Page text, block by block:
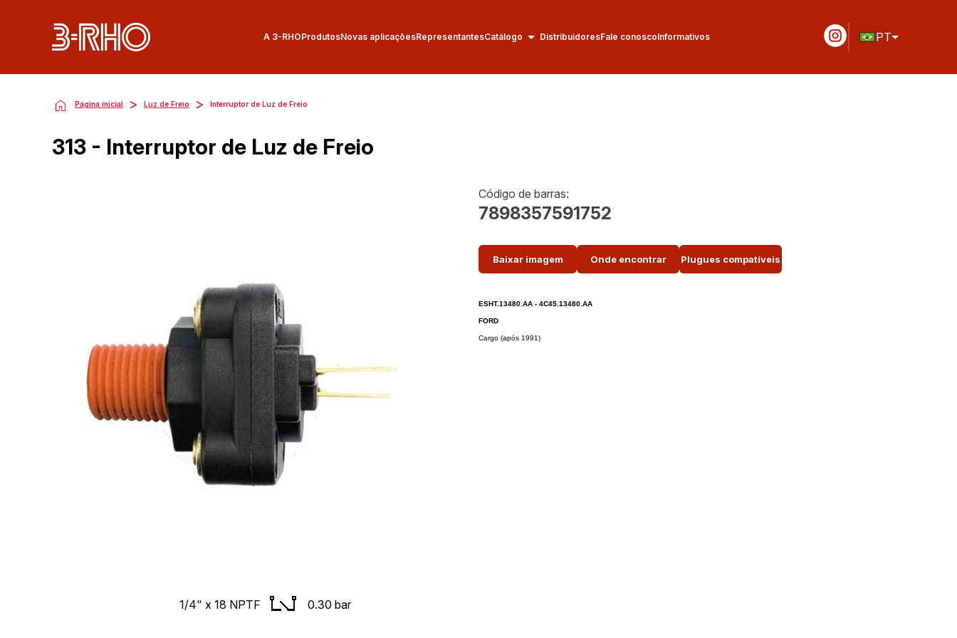
A 3-RHOProdutosNovas aplicaçõesRepresentantesCatálogo DistribuidoresFale conoscoInformativos PT
Página inicial > Luz de Freio > Interruptor de Luz de Freio
313 - Interruptor de Luz de Freio
1/4" x 18 NPTF 0.30 bar
Código de barras:
7898357591752
Baixar imagem Onde encontrar Plugues compatíveis
ESHT.13480.AA - 4C45.13480.AA
FORD
Cargo (após 1991)